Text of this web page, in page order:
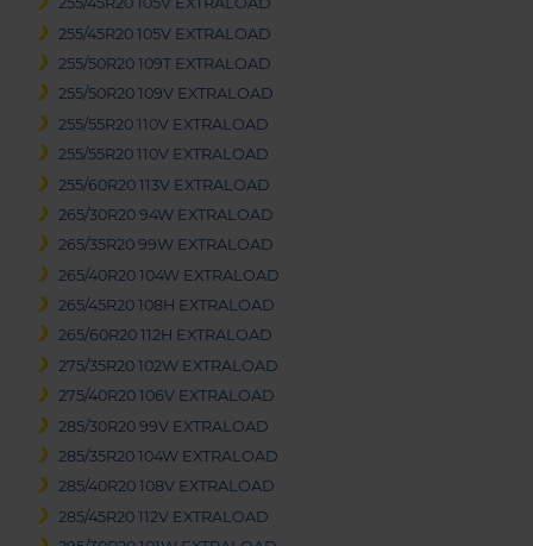
255/45R20 105V EXTRALOAD
255/50R20 109T EXTRALOAD
255/50R20 109V EXTRALOAD
255/55R20 110V EXTRALOAD
255/55R20 110V EXTRALOAD
255/60R20 113V EXTRALOAD
265/30R20 94W EXTRALOAD
265/35R20 99W EXTRALOAD
265/40R20 104W EXTRALOAD
265/45R20 108H EXTRALOAD
265/60R20 112H EXTRALOAD
275/35R20 102W EXTRALOAD
275/40R20 106V EXTRALOAD
285/30R20 99V EXTRALOAD
285/35R20 104W EXTRALOAD
285/40R20 108V EXTRALOAD
285/45R20 112V EXTRALOAD